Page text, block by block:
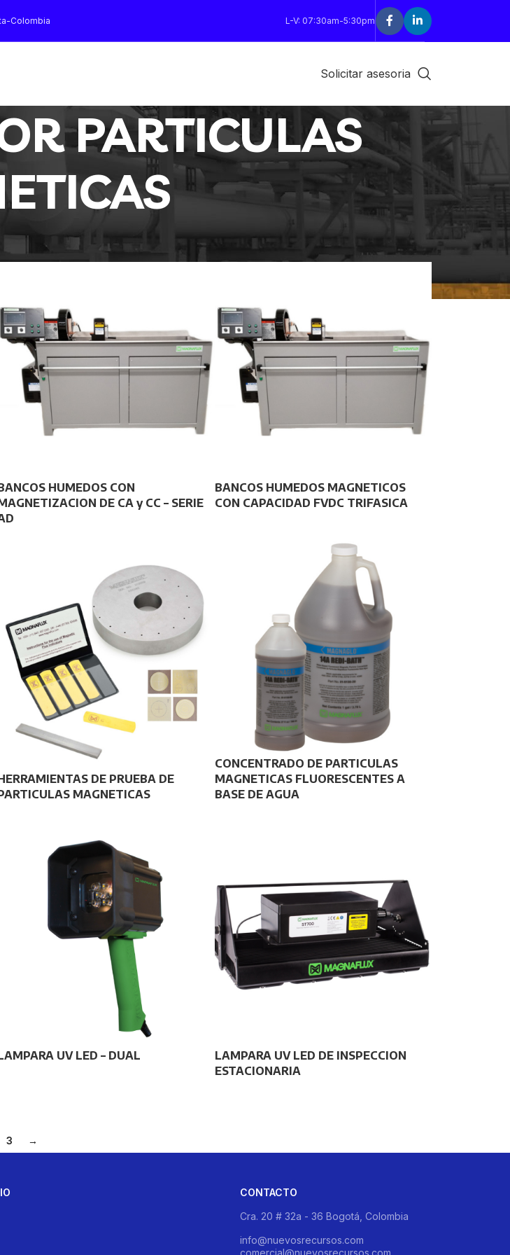
Colombia L-V: 07:30am-5:30pm
Solicitar asesoria
PARTICULAS
HUMEDOS CON
DE CA y CC – SERIE
BANCOS HUMEDOS MAGNETICOS
CON CAPACIDAD FVDC TRIFASICA
CONCENTRADO DE PARTICULAS
MAGNETICAS FLUORESCENTES A
BASE DE AGUA
DE PRUEBA DE
MAGNETICAS
UV LED – DUAL
LAMPARA UV LED DE INSPECCION
ESTACIONARIA
3 →
CONTACTO
Cra. 20 # 32a - 36 Bogotá, Colombia
info@nuevosrecursos.com
comercial@nuevosrecursos.com